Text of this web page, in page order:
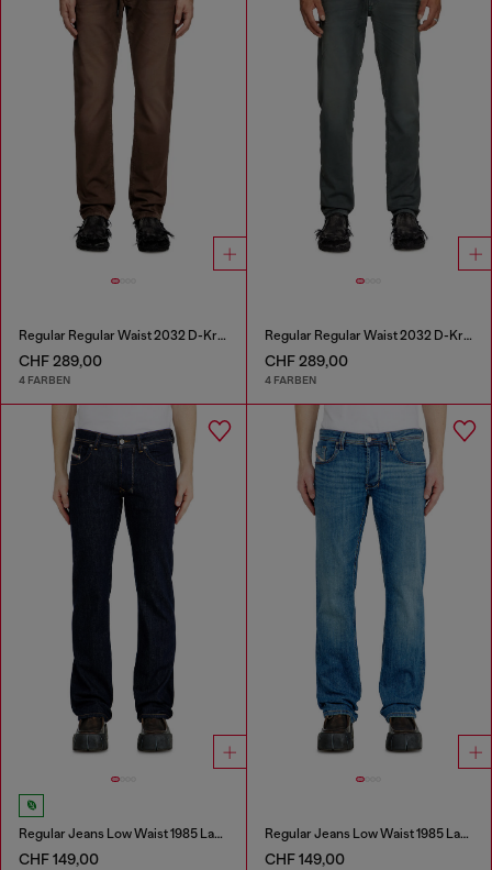
Regular Regular Waist 2032 D-Krooley Joggjeans®
CHF 289,00
4 FARBEN
Regular Regular Waist 2032 D-Krooley Joggjeans®
CHF 289,00
4 FARBEN
Regular Jeans Low Waist 1985 Larkee
CHF 149,00
Regular Jeans Low Waist 1985 Larkee
CHF 149,00